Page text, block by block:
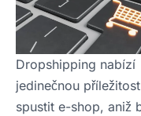
Dropshipping nabízí
jedinečnou příležitost
spustit e-shop, aniž